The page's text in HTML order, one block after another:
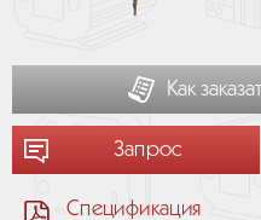
Как
Запрос
Спецификация